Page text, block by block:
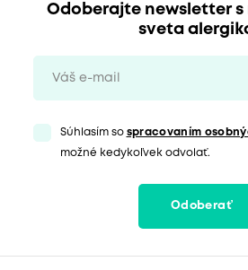
Odoberajte newsletter s
sveta
Súhlasím so spracovaním
možné kedykoľvek odvolať.
Odoberať